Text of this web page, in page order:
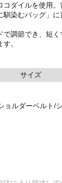
コダイルを使用
染むバッグ」に
調節でき、短
。
サイズ
ョルダーベルト/